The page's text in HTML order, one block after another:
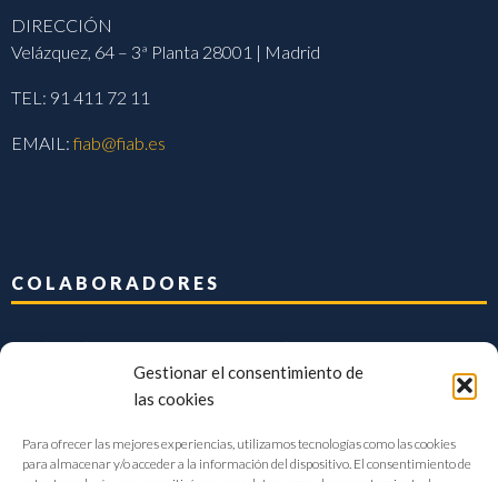
Gestionar el consentimiento de
las cookies
Para ofrecer las mejores experiencias, utilizamos tecnologías como las cookies
para almacenar y/o acceder a la información del dispositivo. El consentimiento de
DIRECCIÓN
Velázquez, 64 – 3ª Planta 28001 | Madrid
TEL: 91 411 72 11
EMAIL:fiab@fiab.es
COLABORADORES